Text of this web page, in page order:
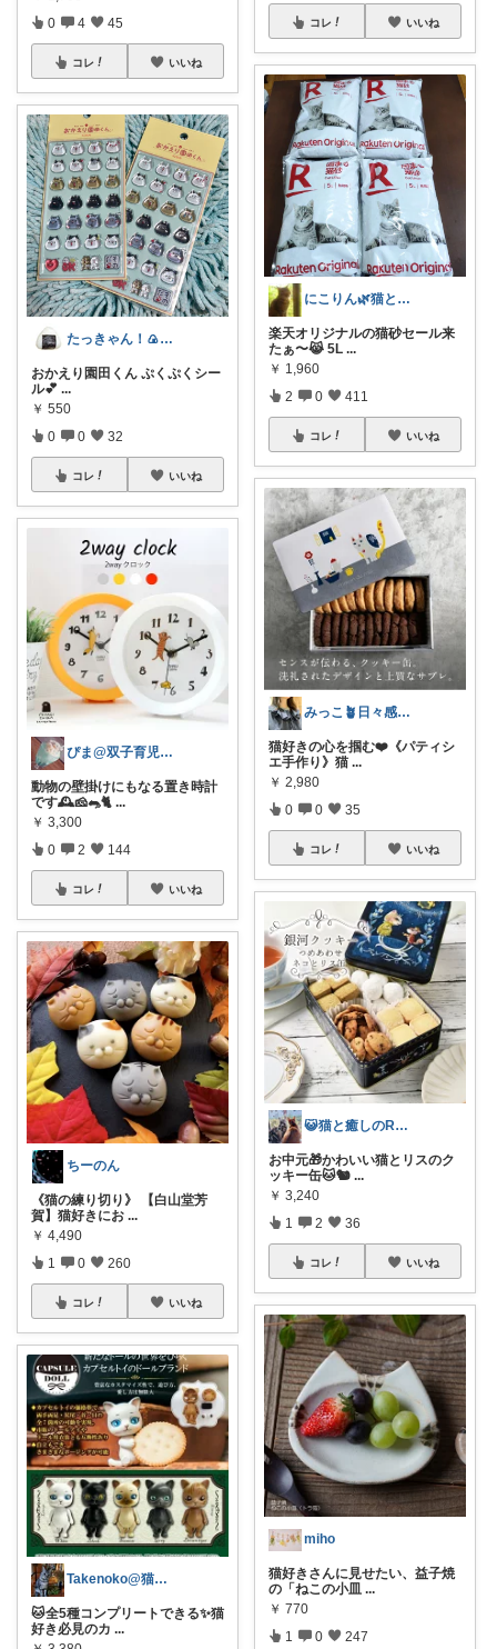
0 4 45
コレ いいね
たっきゃん！🍙日陰で休憩してね🍉
おかえり園田くん ぷくぷくシー
ル💕 ...
￥ 550
0 0 32
コレ いいね
ぴま@双子育児と暮らし🍒
動物の壁掛けにもなる置き時計
です🕰️🧀🐀🐈 ...
￥ 3,300
0 2 144
コレ いいね
ちーのん
《猫の練り切り》 【白山堂芳
賀】猫好きにお ...
￥ 4,490
1 0 260
コレ いいね
Takenoko@猫関連グッズ中心です！
🐱全5種コンプリートできる✨猫
好き必見のカ ...
コレ いいね
にこりん🌿猫と暮らす主婦のROOM😹
楽天オリジナルの猫砂セール来
たぁ〜😹 5L ...
￥ 1,960
2 0 411
コレ いいね
みっこ🪴日々感謝🌷いいね上限🙏
猫好きの心を掴む❤️《パティシ
エ手作り》猫 ...
￥ 2,980
0 0 35
コレ いいね
😺猫と癒しのRoom😺
お中元🎁かわいい猫とリスのク
ッキー缶🐱🐿️ ...
￥ 3,240
1 2 36
コレ いいね
miho
猫好きさんに見せたい、益子焼
の「ねこの小皿 ...
￥ 770
1 0 247